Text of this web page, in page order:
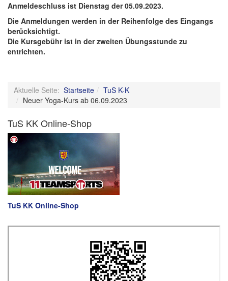
Anmeldeschluss ist Dienstag der 05.09.2023.
Die Anmeldungen werden in der Reihenfolge des Eingangs
berücksichtigt.
Die Kursgebühr ist in der zweiten Übungsstunde zu
entrichten.
Aktuelle Seite: Startseite
TuS K-K
Neuer Yoga-Kurs ab 06.09.2023
TuS KK Online-Shop
TuS KK Online-Shop